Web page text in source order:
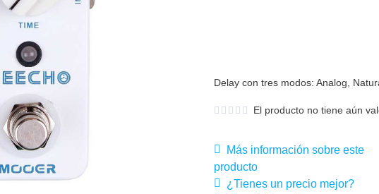
Delay con tres modos: Analog,
El producto no tiene aún
Más información sobre este
producto
¿Tienes un precio mejor?